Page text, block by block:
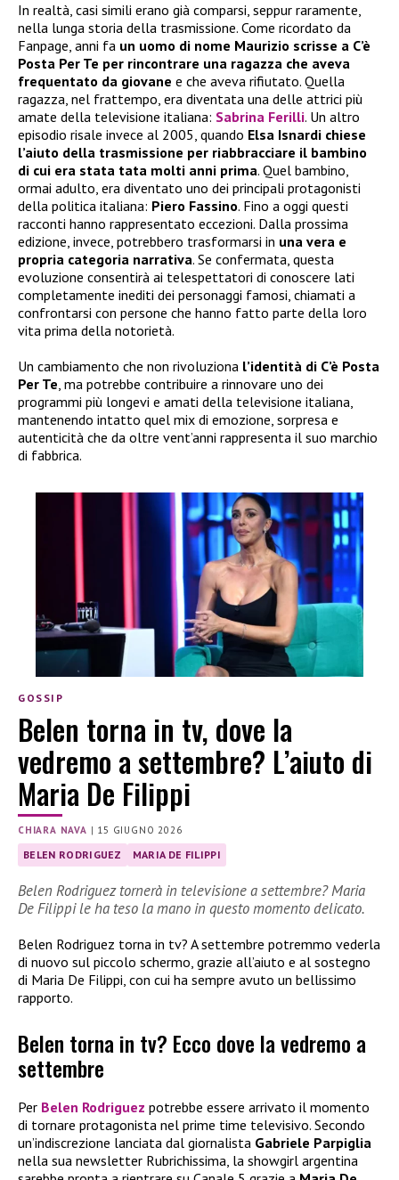
In realtà, casi simili erano già comparsi, seppur raramente,
nella lunga storia della trasmissione. Come ricordato da
Fanpage, anni fa un uomo di nome Maurizio scrisse a C’è
Posta Per Te per rincontrare una ragazza che aveva
frequentato da giovane e che aveva rifiutato. Quella
ragazza, nel frattempo, era diventata una delle attrici più
amate della televisione italiana: Sabrina Ferilli. Un altro
episodio risale invece al 2005, quando Elsa Isnardi chiese
l’aiuto della trasmissione per riabbracciare il bambino
di cui era stata tata molti anni prima. Quel bambino,
ormai adulto, era diventato uno dei principali protagonisti
della politica italiana: Piero Fassino. Fino a oggi questi
racconti hanno rappresentato eccezioni. Dalla prossima
edizione, invece, potrebbero trasformarsi in una vera e
propria categoria narrativa. Se confermata, questa
evoluzione consentirà ai telespettatori di conoscere lati
completamente inediti dei personaggi famosi, chiamati a
confrontarsi con persone che hanno fatto parte della loro
vita prima della notorietà.
Un cambiamento che non rivoluziona l’identità di C’è Posta
Per Te, ma potrebbe contribuire a rinnovare uno dei
programmi più longevi e amati della televisione italiana,
mantenendo intatto quel mix di emozione, sorpresa e
autenticità che da oltre vent’anni rappresenta il suo marchio
di fabbrica.
GOSSIP
Belen torna in tv, dove la
vedremo a settembre? L’aiuto di
Maria De Filippi
CHIARA NAVA | 15 GIUGNO 2026
BELEN RODRIGUEZ MARIA DE FILIPPI
Belen Rodriguez tornerà in televisione a settembre? Maria
De Filippi le ha teso la mano in questo momento delicato.
Belen Rodriguez torna in tv? A settembre potremmo vederla
di nuovo sul piccolo schermo, grazie all’aiuto e al sostegno
di Maria De Filippi, con cui ha sempre avuto un bellissimo
rapporto.
Belen torna in tv? Ecco dove la vedremo a
settembre
Per Belen Rodriguez potrebbe essere arrivato il momento
di tornare protagonista nel prime time televisivo. Secondo
un’indiscrezione lanciata dal giornalista Gabriele Parpiglia
nella sua newsletter Rubrichissima, la showgirl argentina